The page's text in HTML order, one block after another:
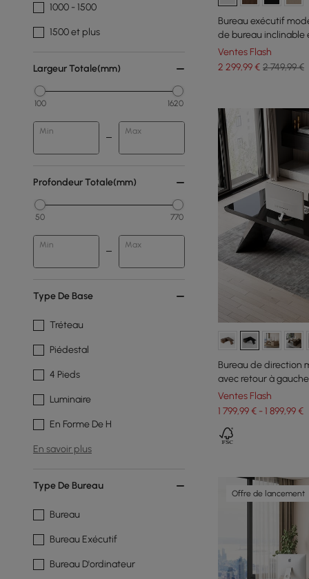
1000 - 1500
1500 et plus
Largeur Totale(mm)
100 1620
Min Max
Profondeur Totale(mm)
50 770
Min Max
Type De Base
Tréteau
Piédestal
4 Pieds
Luminaire
En Forme De H
En savoir plus
Type De Bureau
Bureau
Bureau Exécutif
Bureau D'ordinateur
Bureau exécutif
de bureau inclinable
Ventes Flash
2 299,99€ 2 749,99 €
Bureau de direction
avec retour à gauche
Ventes Flash
1 799,99 € - 1 899,99 €
Offre de lancement